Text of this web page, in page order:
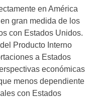
en América
gran medida de los
con Estados Unidos.
Producto Interno
a Estados
económicas
menos dependiente
con Estados